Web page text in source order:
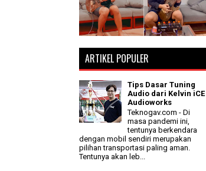
ARTIKEL POPULER
Tips Dasar Tuning
Audio dari Kelvin iCE
Audioworks
Teknogav.com - Di
masa pandemi ini,
tentunya berkendara
dengan mobil sendiri merupakan
pilihan transportasi paling aman.
Tentunya akan leb...